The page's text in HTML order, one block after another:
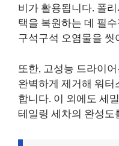
비가 활용됩니다. 폴
택을 복원하는 데 필
구석구석 오염물을 씻
또한, 고성능 드라이
완벽하게 제거해 워터
합니다. 이 외에도 세
테일링 세차의 완성도